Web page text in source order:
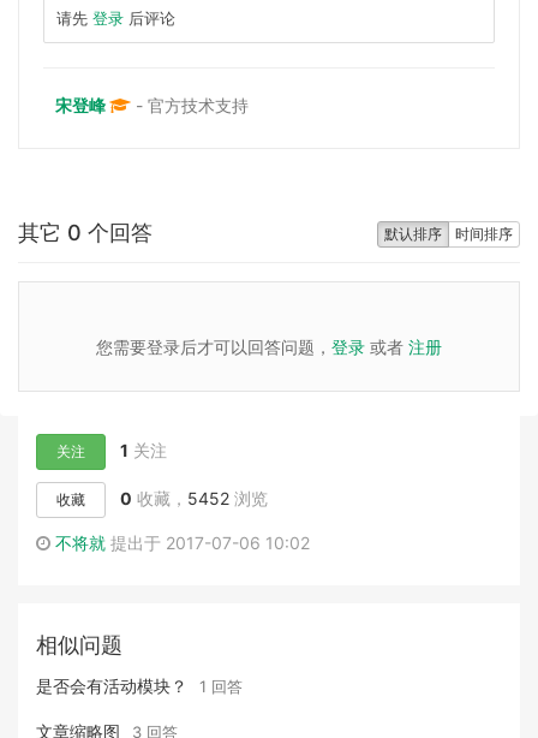
请先 登录 后评论
宋登峰 - 官方技术支持
默认排序 时间排序
其它 0 个回答
您需要登录后才可以回答问题， 登录 或者 注册
关注 1 关注
收藏 0 收藏， 5452 浏览
不将就 提出于 2017-07-06 10:02
相似问题
是否会有活动模块？ 1 回答
文章缩略图 3 回答